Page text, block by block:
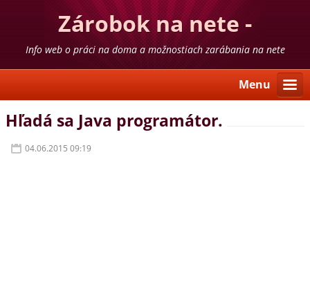
Zárobok na nete -
skúsenosti
Info web o práci na doma a možnostiach zarábania na nete
Menu
Hľadá sa Java programátor.
04.06.2015 09:19